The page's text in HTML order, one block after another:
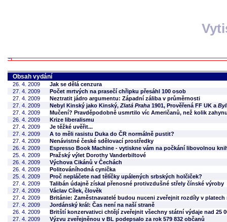
Obsah vydání
26. 4. 2009
Jak se dělá cenzura
27. 4. 2009
Počet mrtvých na prasečí chřipku přesáhl 100 osob
27. 4. 2009
Neztratit jádro argumentu: Západní záliba v průměrnosti
27. 4. 2009
Nebyl Kinský jako Kinský, Zlatá Praha 1901, Prověřená FF UK a
27. 4. 2009
Mučení? Pravděpodobně usmrtilo víc Američanů, než kolik
26. 4. 2009
Krize liberalismu
27. 4. 2009
Je těžké uvěřit...
27. 4. 2009
A to měli rasistu Duka do ČR normálně pustit?
27. 4. 2009
Nenávistné české sdělovací prostředky
26. 4. 2009
Espresso Book Machine - vytiskne vám na počkání libovolnou
25. 4. 2009
Pražský výlet Dorothy Vanderbiltové
26. 4. 2009
Výchova Cikánů v Čechách
26. 4. 2009
Politováníhodná cynička
25. 4. 2009
Proč nepláčete nad tělíčky upálených srbských holčiček?
27. 4. 2009
Talibán údajně získal přenosné protivzdušné střely čínské výroby
27. 4. 2009
Václav Cílek, člověk
27. 4. 2009
Británie: Zaměstnavatelé budou nuceni zveřejnit rozdíly v platech
27. 4. 2009
Jordánský král: Čas není na naší straně
26. 4. 2009
Britští konzervativci chtějí zveřejnit všechny státní výdaje nad 25
27. 4. 2009
Výzvu zveřejněnou v BL podepsalo za rok 579 832 občanů